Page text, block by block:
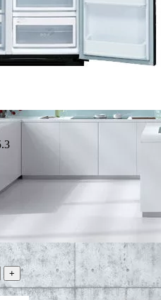
+